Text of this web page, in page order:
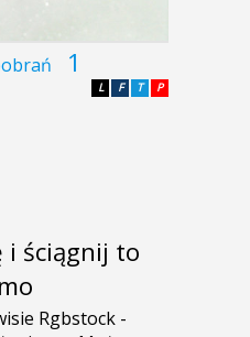
1
P
T
F
L
i ściągnij to